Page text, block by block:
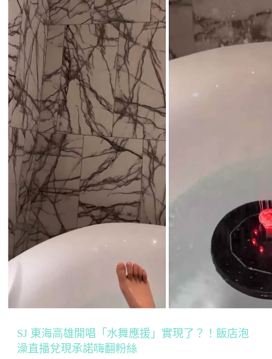
SJ 東海高雄開唱「水舞應援」實現了？！飯店泡
澡直播兌現承諾嗨翻粉絲